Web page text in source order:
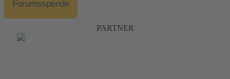
Forumsspende
PARTNER